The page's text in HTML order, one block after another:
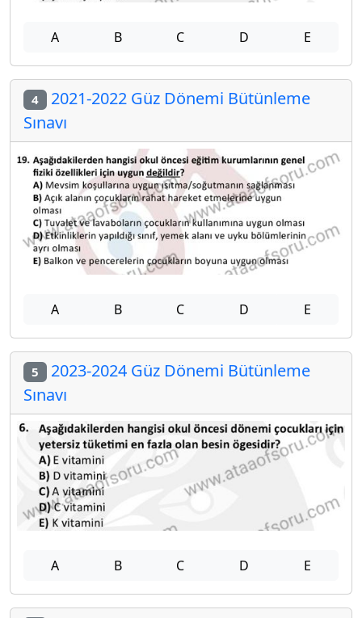
A B C D E
4 2021-2022 Güz Dönemi Bütünleme
Sınavı
A B C D E
5 2023-2024 Güz Dönemi Bütünleme
Sınavı
A B C D E